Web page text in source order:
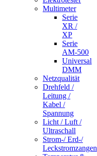
Multimeter
Serie
XR /
XP
Serie
AM-500
Universal
DMM
Netzqualität
Drehfeld /
Leitung /
Kabel /
Spannung
Licht / Luft /
Ultraschall
Strom-/ Erd-/
Leckstromzangen